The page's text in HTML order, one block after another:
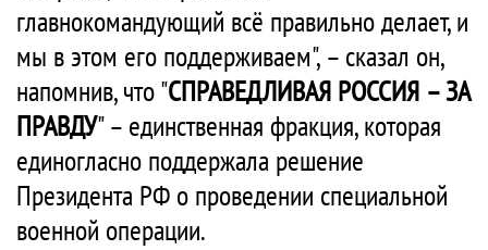
главнокомандующий всё правильно делает, и
мы в этом его поддерживаем", – сказал он,
напомнив, что "СПРАВЕДЛИВАЯ РОССИЯ – ЗА
ПРАВДУ" – единственная фракция, которая
единогласно поддержала решение
Президента РФ о проведении специальной
военной операции.